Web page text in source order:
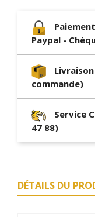
Paypal -
commande)
Service
47 88)
DÉTAILS DU